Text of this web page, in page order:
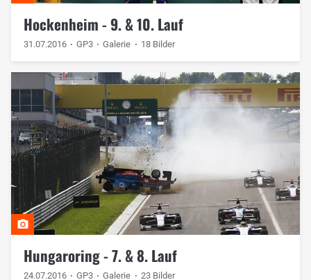
Hockenheim - 9. & 10. Lauf
31.07.2016 GP3 Galerie 18 Bilder
Hungaroring - 7. & 8. Lauf
24.07.2016 GP3 Galerie 23 Bilder